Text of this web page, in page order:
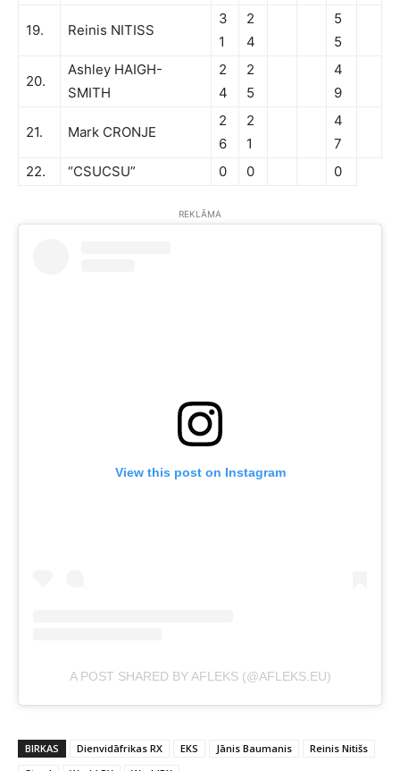
19. Reinis NITISS
3
1
2
4
5
5
20.
Ashley HAIGH-
SMITH
2
4
2
5
4
9
21. Mark CRONJE
2
6
2
1
4
7
22.
“CSUCSU” 0 0 0
REKLĀMA
View this post on Instagram
A POST SHARED BY AFLEKS (@AFLEKS.EU)
BIRKAS Dienvidāfrikas RX EKS Jānis Baumanis
Reinis Nitišs